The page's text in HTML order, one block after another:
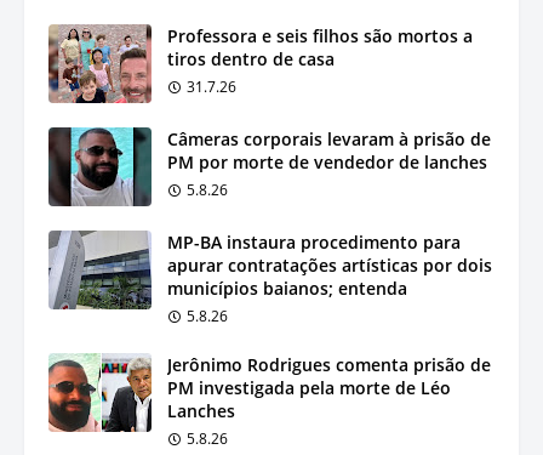
Professora e seis filhos são mortos a
tiros dentro de casa
31.7.26
Câmeras corporais levaram à prisão de
PM por morte de vendedor de lanches
5.8.26
MP-BA instaura procedimento para
apurar contratações artísticas por dois
municípios baianos; entenda
5.8.26
Jerônimo Rodrigues comenta prisão de
PM investigada pela morte de Léo
Lanches
5.8.26